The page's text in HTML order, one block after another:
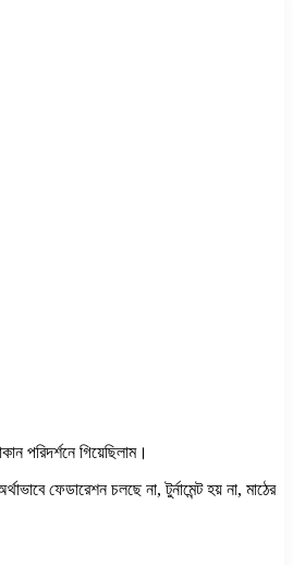
পরিদর্শনে গিয়েছিলাম।
ফেডারেশন চলছে না, টুর্নামেন্ট হয় না, মাঠের